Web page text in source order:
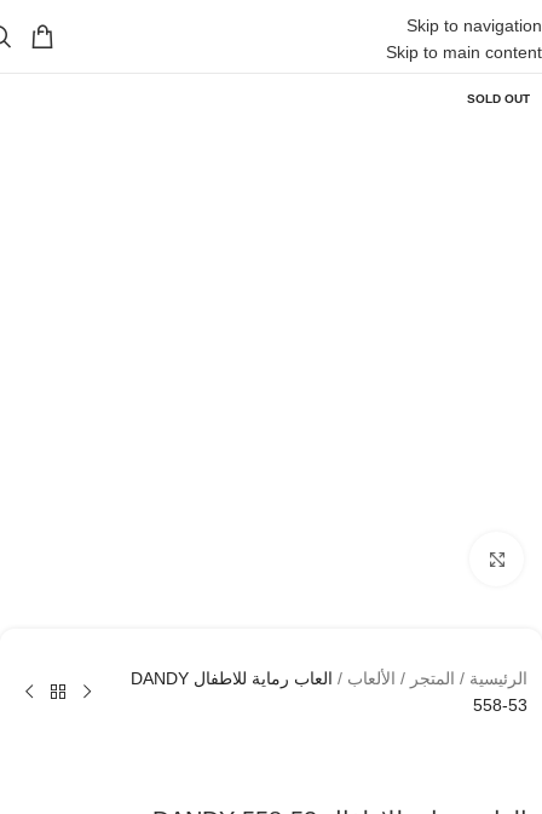
Skip to navigation
Skip to main content
SOLD OUT
الرئيسية / المتجر / الألعاب /
العاب رماية للاطفال DANDY
558-53